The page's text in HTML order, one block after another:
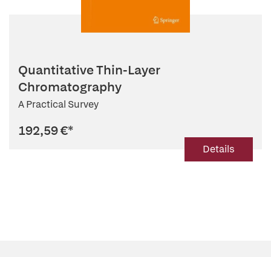
Quantitative Thin-Layer
Chromatography
A Practical Survey
192,59 €*
Details